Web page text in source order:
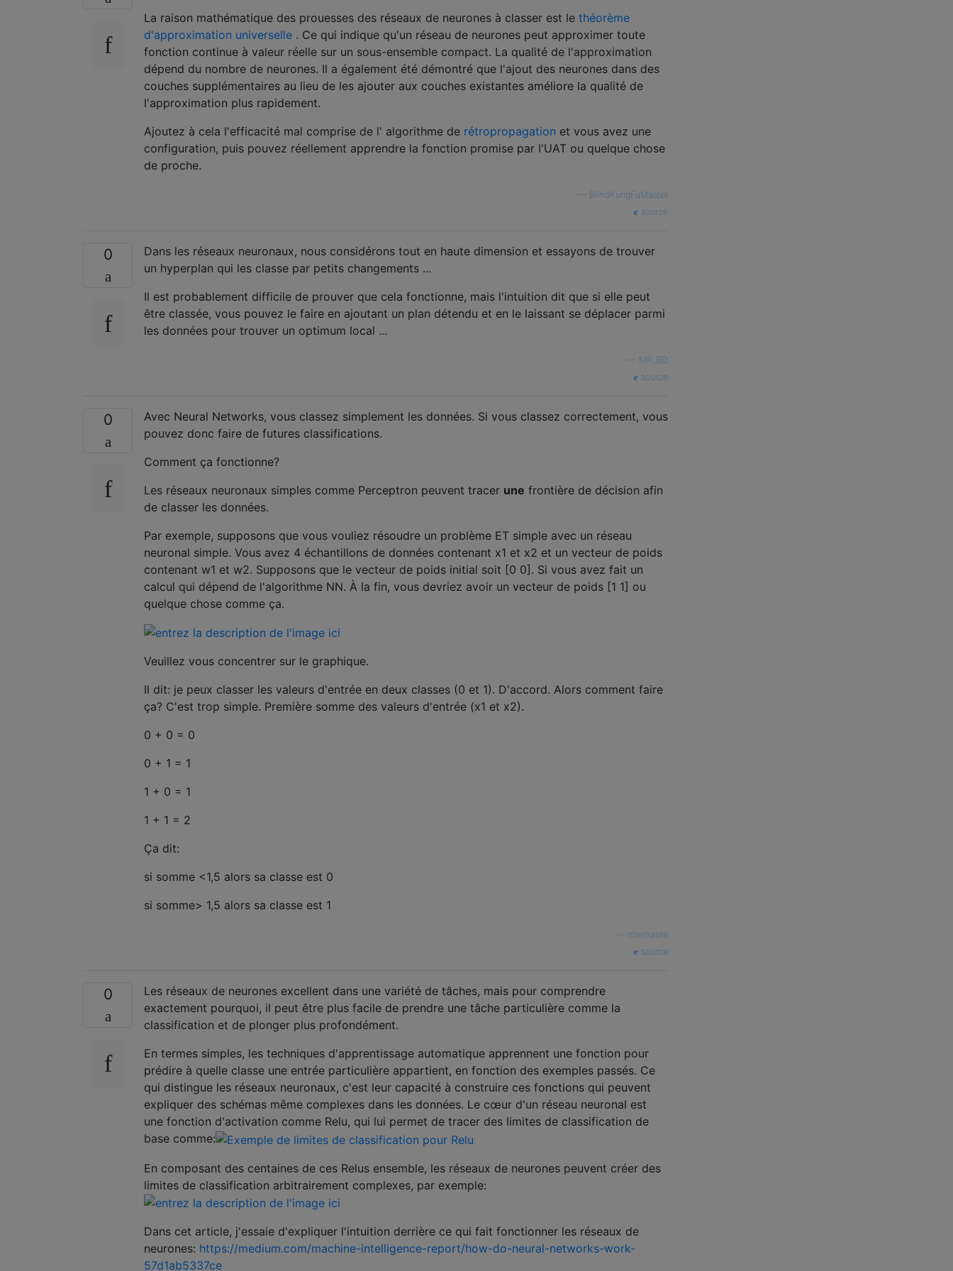
La raison mathématique des prouesses des réseaux de neurones à classer est le théorème
d'approximation universelle . Ce qui indique qu'un réseau de neurones peut approximer toute
fonction continue à valeur réelle sur un sous-ensemble compact. La qualité de l'approximation
dépend du nombre de neurones. Il a également été démontré que l'ajout des neurones dans des
couches supplémentaires au lieu de les ajouter aux couches existantes améliore la qualité de
l'approximation plus rapidement.
Ajoutez à cela l'efficacité mal comprise de l' algorithme de rétropropagation et vous avez une
configuration, puis pouvez réellement apprendre la fonction promise par l'UAT ou quelque chose
de proche.
BlindKungFuMaster
source
0
Dans les réseaux neuronaux, nous considérons tout en haute dimension et essayons de trouver
un hyperplan qui les classe par petits changements ...
Il est probablement difficile de prouver que cela fonctionne, mais l'intuition dit que si elle peut
être classée, vous pouvez le faire en ajoutant un plan détendu et en le laissant se déplacer parmi
les données pour trouver un optimum local ...
MR_BD
source
0
Avec Neural Networks, vous classez simplement les données. Si vous classez correctement, vous
pouvez donc faire de futures classifications.
Comment ça fonctionne?
Les réseaux neuronaux simples comme Perceptron peuvent tracer une frontière de décision afin
de classer les données.
Par exemple, supposons que vous vouliez résoudre un problème ET simple avec un réseau
neuronal simple. Vous avez 4 échantillons de données contenant x1 et x2 et un vecteur de poids
contenant w1 et w2. Supposons que le vecteur de poids initial soit [0 0]. Si vous avez fait un
calcul qui dépend de l'algorithme NN. À la fin, vous devriez avoir un vecteur de poids [1 1] ou
quelque chose comme ça.
Veuillez vous concentrer sur le graphique.
Il dit: je peux classer les valeurs d'entrée en deux classes (0 et 1). D'accord. Alors comment faire
ça? C'est trop simple. Première somme des valeurs d'entrée (x1 et x2).
0 + 0 = 0
0 + 1 = 1
1 + 0 = 1
1 + 1 = 2
Ça dit:
si somme <1,5 alors sa classe est 0
si somme> 1,5 alors sa classe est 1
internaute
source
0
Les réseaux de neurones excellent dans une variété de tâches, mais pour comprendre
exactement pourquoi, il peut être plus facile de prendre une tâche particulière comme la
classification et de plonger plus profondément.
En termes simples, les techniques d'apprentissage automatique apprennent une fonction pour
prédire à quelle classe une entrée particulière appartient, en fonction des exemples passés. Ce
qui distingue les réseaux neuronaux, c'est leur capacité à construire ces fonctions qui peuvent
expliquer des schémas même complexes dans les données. Le cœur d'un réseau neuronal est
une fonction d'activation comme Relu, qui lui permet de tracer des limites de classification de
base comme:
En composant des centaines de ces Relus ensemble, les réseaux de neurones peuvent créer des
limites de classification arbitrairement complexes, par exemple:
Dans cet article, j'essaie d'expliquer l'intuition derrière ce qui fait fonctionner les réseaux de
neurones: https://medium.com/machine-intelligence-report/how-do-neural-networks-work-
57d1ab5337ce